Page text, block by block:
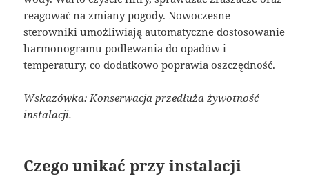
reagować na zmiany pogody. Nowoczesne
sterowniki umożliwiają automatyczne dostosowanie
harmonogramu podlewania do opadów i
temperatury, co dodatkowo poprawia oszczędność.
Wskazówka: Konserwacja przedłuża żywotność
instalacji.
Czego unikać przy instalacji